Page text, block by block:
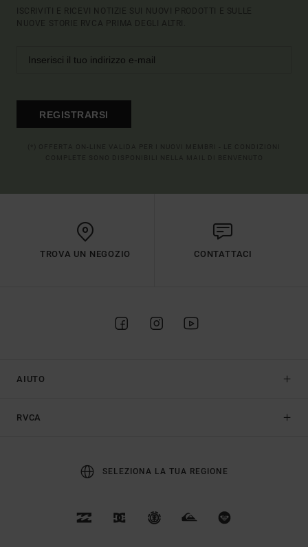
ISCRIVITI E RICEVI NOTIZIE SUI NUOVI PRODOTTI E SULLE
NUOVE STORIE RVCA PRIMA DEGLI ALTRI.
REGISTRARSI
TROVA UN NEGOZIO CONTATTACI
AIUTO
RVCA
SELEZIONA LA TUA REGIONE